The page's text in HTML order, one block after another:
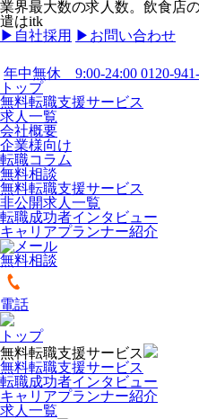
業界最大数の求人数。飲食店
遣はitk
▶︎自社採用 ▶︎お問い合わせ
年中無休 9:00-24:00 0120-
トップ
無料転職支援サービス
求人一覧
会社概要
企業様向け
転職コラム
無料相談
無料転職支援サービス
非公開求人一覧
転職成功者インタビュー
キャリアプランナー紹介
無料相談
電話
トップ
無料転職支援サービス
無料転職支援サービス
転職成功者インタビュー
キャリアプランナー紹介
求人一覧